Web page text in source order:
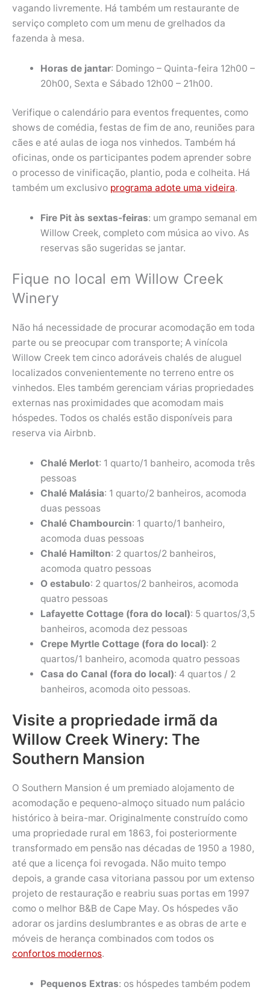
vagando livremente. Há também um restaurante de
serviço completo com um menu de grelhados da
fazenda à mesa.
Horas de jantar: Domingo – Quinta-feira 12h00 –
20h00, Sexta e Sábado 12h00 – 21h00.
Verifique o calendário para eventos frequentes, como
shows de comédia, festas de fim de ano, reuniões para
cães e até aulas de ioga nos vinhedos. Também há
oficinas, onde os participantes podem aprender sobre
o processo de vinificação, plantio, poda e colheita. Há
também um exclusivo programa adote uma videira.
Fire Pit às sextas-feiras: um grampo semanal em
Willow Creek, completo com música ao vivo. As
reservas são sugeridas se jantar.
Fique no local em Willow Creek
Winery
Não há necessidade de procurar acomodação em toda
parte ou se preocupar com transporte; A vinícola
Willow Creek tem cinco adoráveis ​​chalés de aluguel
localizados convenientemente no terreno entre os
vinhedos. Eles também gerenciam várias propriedades
externas nas proximidades que acomodam mais
hóspedes. Todos os chalés estão disponíveis para
reserva via Airbnb.
Chalé Merlot: 1 quarto/1 banheiro, acomoda três
pessoas
Chalé Malásia: 1 quarto/2 banheiros, acomoda
duas pessoas
Chalé Chambourcin: 1 quarto/1 banheiro,
acomoda duas pessoas
Chalé Hamilton: 2 quartos/2 banheiros,
acomoda quatro pessoas
O estabulo: 2 quartos/2 banheiros, acomoda
quatro pessoas
Lafayette Cottage (fora do local): 5 quartos/3,5
banheiros, acomoda dez pessoas
Crepe Myrtle Cottage (fora do local): 2
quartos/1 banheiro, acomoda quatro pessoas
Casa do Canal (fora do local): 4 quartos / 2
banheiros, acomoda oito pessoas.
Visite a propriedade irmã da
Willow Creek Winery: The
Southern Mansion
O Southern Mansion é um premiado alojamento de
acomodação e pequeno-almoço situado num palácio
histórico à beira-mar. Originalmente construído como
uma propriedade rural em 1863, foi posteriormente
transformado em pensão nas décadas de 1950 a 1980,
até que a licença foi revogada. Não muito tempo
depois, a grande casa vitoriana passou por um extenso
projeto de restauração e reabriu suas portas em 1997
como o melhor B&B de Cape May. Os hóspedes vão
adorar os jardins deslumbrantes e as obras de arte e
móveis de herança combinados com todos os
confortos modernos.
Pequenos Extras: os hóspedes também podem